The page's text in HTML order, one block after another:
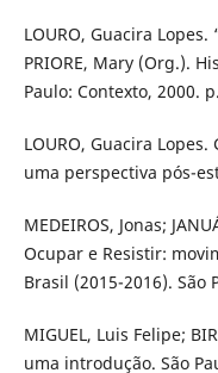
LOURO, Guacira
PRIORE, Mary (Org.).
Paulo: Contexto, 2000.
LOURO, Guacira
uma perspectiva pós-
MEDEIROS, Jonas;
Ocupar e Resistir:
Brasil (2015-2016). São
MIGUEL, Luis Felipe;
uma introdução. São